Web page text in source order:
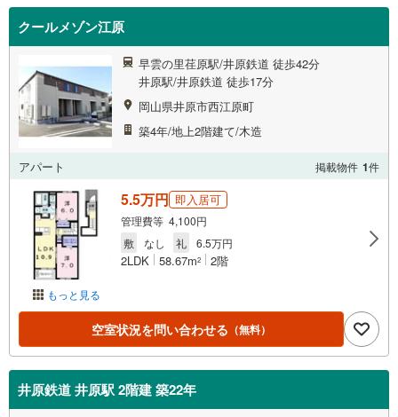
クールメゾン江原
早雲の里荏原駅/井原鉄道 徒歩42分
井原駅/井原鉄道 徒歩17分
岡山県井原市西江原町
築4年/地上2階建て/木造
アパート 掲載物件 1件
もっと見る
5.5万円 即入居可
管理費等 4,100円
敷
なし 礼 6.5万円
2LDK 58.67m2 2階
空室状況を問い合わせる （無料）
井原鉄道 井原駅 2階建 築22年